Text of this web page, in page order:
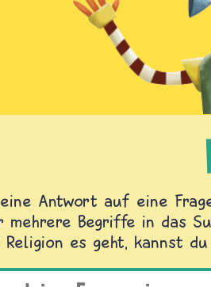
Antwort auf eine
mehrere Begriffe in das
Religion es geht, kannst